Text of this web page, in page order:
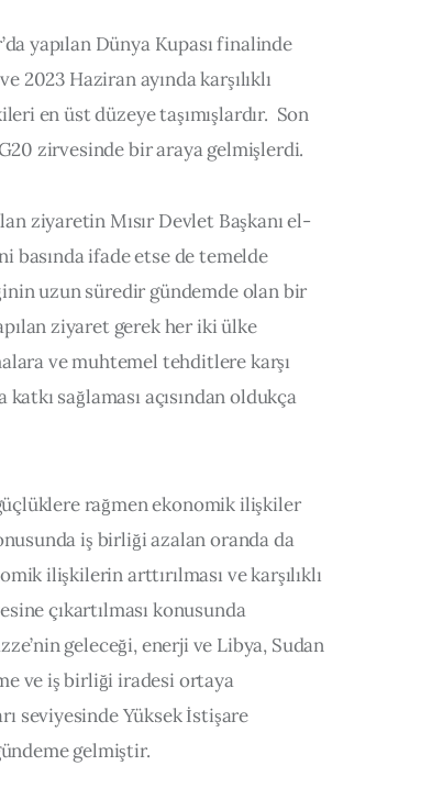
yapılan Dünya Kupası finalinde
2023 Haziran ayında karşılıklı
en üst düzeye taşımışlardır.  Son
zirvesinde bir araya gelmişlerdi.
ziyaretin Mısır Devlet Başkanı el-
basında ifade etse de temelde
uzun süredir gündemde olan bir
ziyaret gerek her iki ülke
ve muhtemel tehditlere karşı
sağlaması açısından oldukça
rağmen ekonomik ilişkiler
iş birliği azalan oranda da
ilişkilerin arttırılması ve karşılıklı
çıkartılması konusunda
geleceği, enerji ve Libya, Sudan
ve iş birliği iradesi ortaya
seviyesinde Yüksek İstişare
gelmiştir.